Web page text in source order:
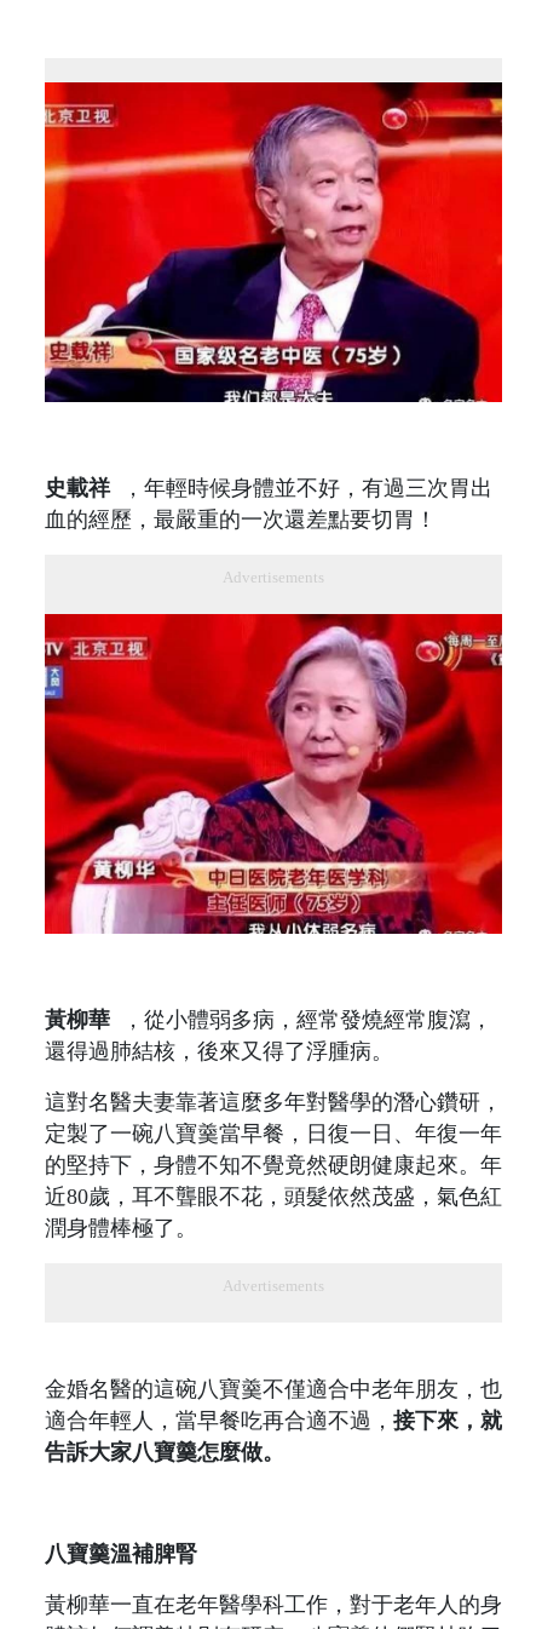
史載祥，年輕時候身體並不好，有過三次胃出
血的經歷，最嚴重的一次還差點要切胃！
Advertisements
黃柳華 ，從小體弱多病，經常發燒經常腹瀉，
還得過肺結核，後來又得了浮腫病。
這對名醫夫妻靠著這麼多年對醫學的潛心鑽研，
定製了一碗八寶羹當早餐，日復一日、年復一年
的堅持下，身體不知不覺竟然硬朗健康起來。年
近80歲，耳不聾眼不花，頭髮依然茂盛，氣色紅
潤身體棒極了。
Advertisements
金婚名醫的這碗八寶羹不僅適合中老年朋友，也
適合年輕人，當早餐吃再合適不過， 接下來，就
告訴大家八寶羹怎麼做。
八寶羹溫補脾腎
黃柳華一直在老年醫學科工作，對于老年人的身